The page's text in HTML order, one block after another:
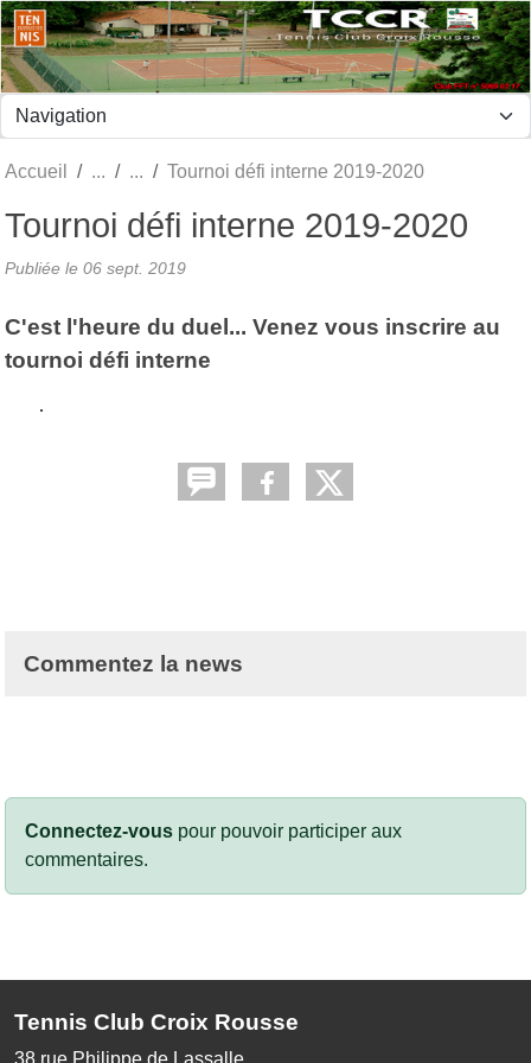
Accueil Tournoi défi interne 2019-2020
Tournoi défi interne 2019-2020
Publiée le 06 sept. 2019
C'est l'heure du duel... Venez vous inscrire au
tournoi défi interne
Commentez la news
Connectez-vous pour pouvoir participer aux
commentaires.
Tennis Club Croix Rousse
38 rue Philippe de Lassalle
Panneau de gestion des cookies